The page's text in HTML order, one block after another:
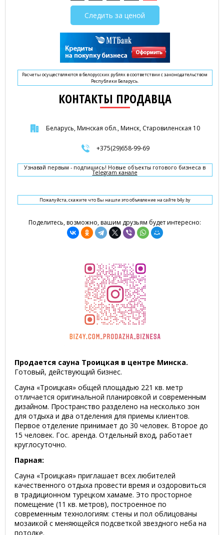
Следить за ценой
Расчеты осуществляются в белорусских рублях в соответствии с законодательством
Республики Беларусь.
КОНТАКТЫ ПРОДАВЦА
Беларусь, Минская обл., Минск, Старовиленская 10
+375(29)658-99-69
Узнавай первым - подпишись! Новые объекты готового бизнеса в
Telegram канале
Пожалуйста, скажите что Вы нашли это объявление на сайте b4y.by
Поделитесь, возможно, вашим друзьям будет интересно:
Продается сауна Троицкая в центре Минска.
Готовый, действующий бизнес.
Сауна «Троицкая» общей площадью 221 кв. метр
отличается оригинальной планировкой и современным
дизайном. Пространство разделено на несколько зон
для отдыха и два отделения для приемы клиентов.
Первое отделение принимает до 30 человек. Второе до
15 человек. Гос. аренда. Отдельный вход, работает
круглосуточно.
Парная:
Сауна «Троицкая» приглашает всех любителей
качественного отдыха провести время и оздоровиться
в традиционном турецком хамаме. Это просторное
помещение (11 кв. метров), построенное по
современным технологиям: стены и пол облицованы
мозаикой с меняющейся подсветкой звездного неба на
потолке.